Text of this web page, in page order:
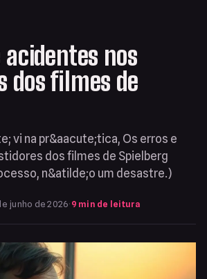
acidentes nos
dos filmes de
vi na pr&aacute;tica, Os erros e
dos filmes de Spielberg
n&atilde;o um desastre.)
junho de 2026· 9 min de leitura